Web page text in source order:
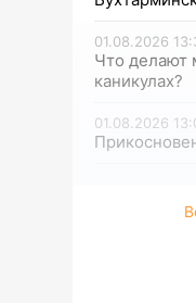
01.08.2026
Что делают
каникулах?
01.08.2026